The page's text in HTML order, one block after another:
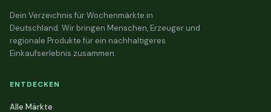
Dein Verzeichnis für Wochenmärkte in
Deutschland. Wir bringen Menschen, Erzeuger und
regionale Produkte für ein nachhaltigeres
Einkaufserlebnis zusammen.
ENTDECKEN
Alle Märkte